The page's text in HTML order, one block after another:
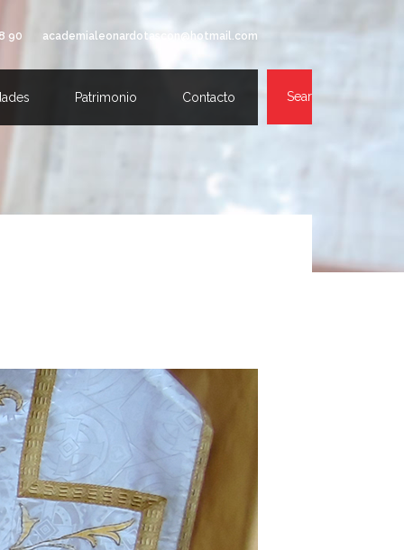
90 academialeonardotascon@hotmail.com
Patrimonio Contacto Search